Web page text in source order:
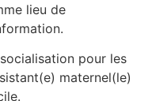
lieu de
pour les
maternel(le)